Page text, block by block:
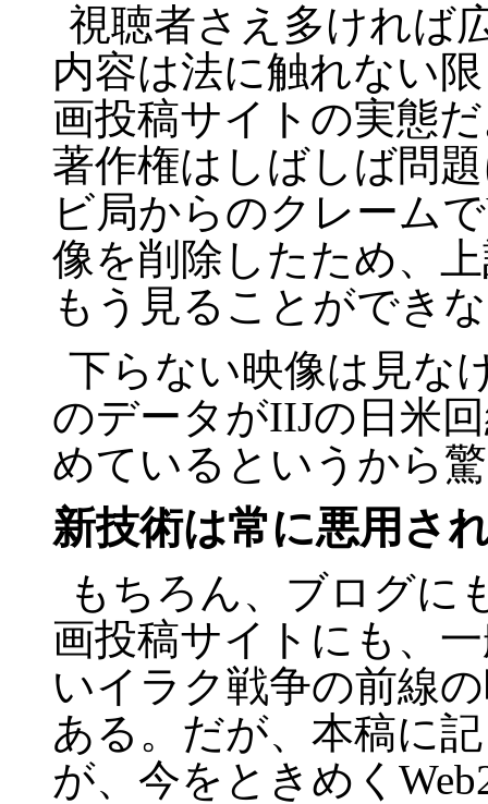
視聴者さえ多ければ
内容は法に触れない
画投稿サイトの実態
著作権はしばしば問
ビ局からのクレームで
像を削除したため、
もう見ることができ
下らない映像は見な
のデータがIIJの日米
めているというから
新技術は常に悪用さ
もちろん、ブログに
画投稿サイトにも、
いイラク戦争の前線
ある。だが、本稿に
が、今をときめく